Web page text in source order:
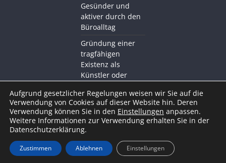
Gesünder und
aktiver durch den
Büroalltag
Gründung einer
tragfähigen
Existenz als
Künstler oder
Akademie
Aufgrund gesetzlicher Regelungen weisen wir Sie auf die
Verwendung von Cookies auf dieser Website hin. Deren
Verwendung können Sie in den Einstellungen anpassen.
Weitere Informationen zur Verwendung erhalten Sie in der
Datenschutzerklärung.
Zustimmen Ablehnen Einstellungen